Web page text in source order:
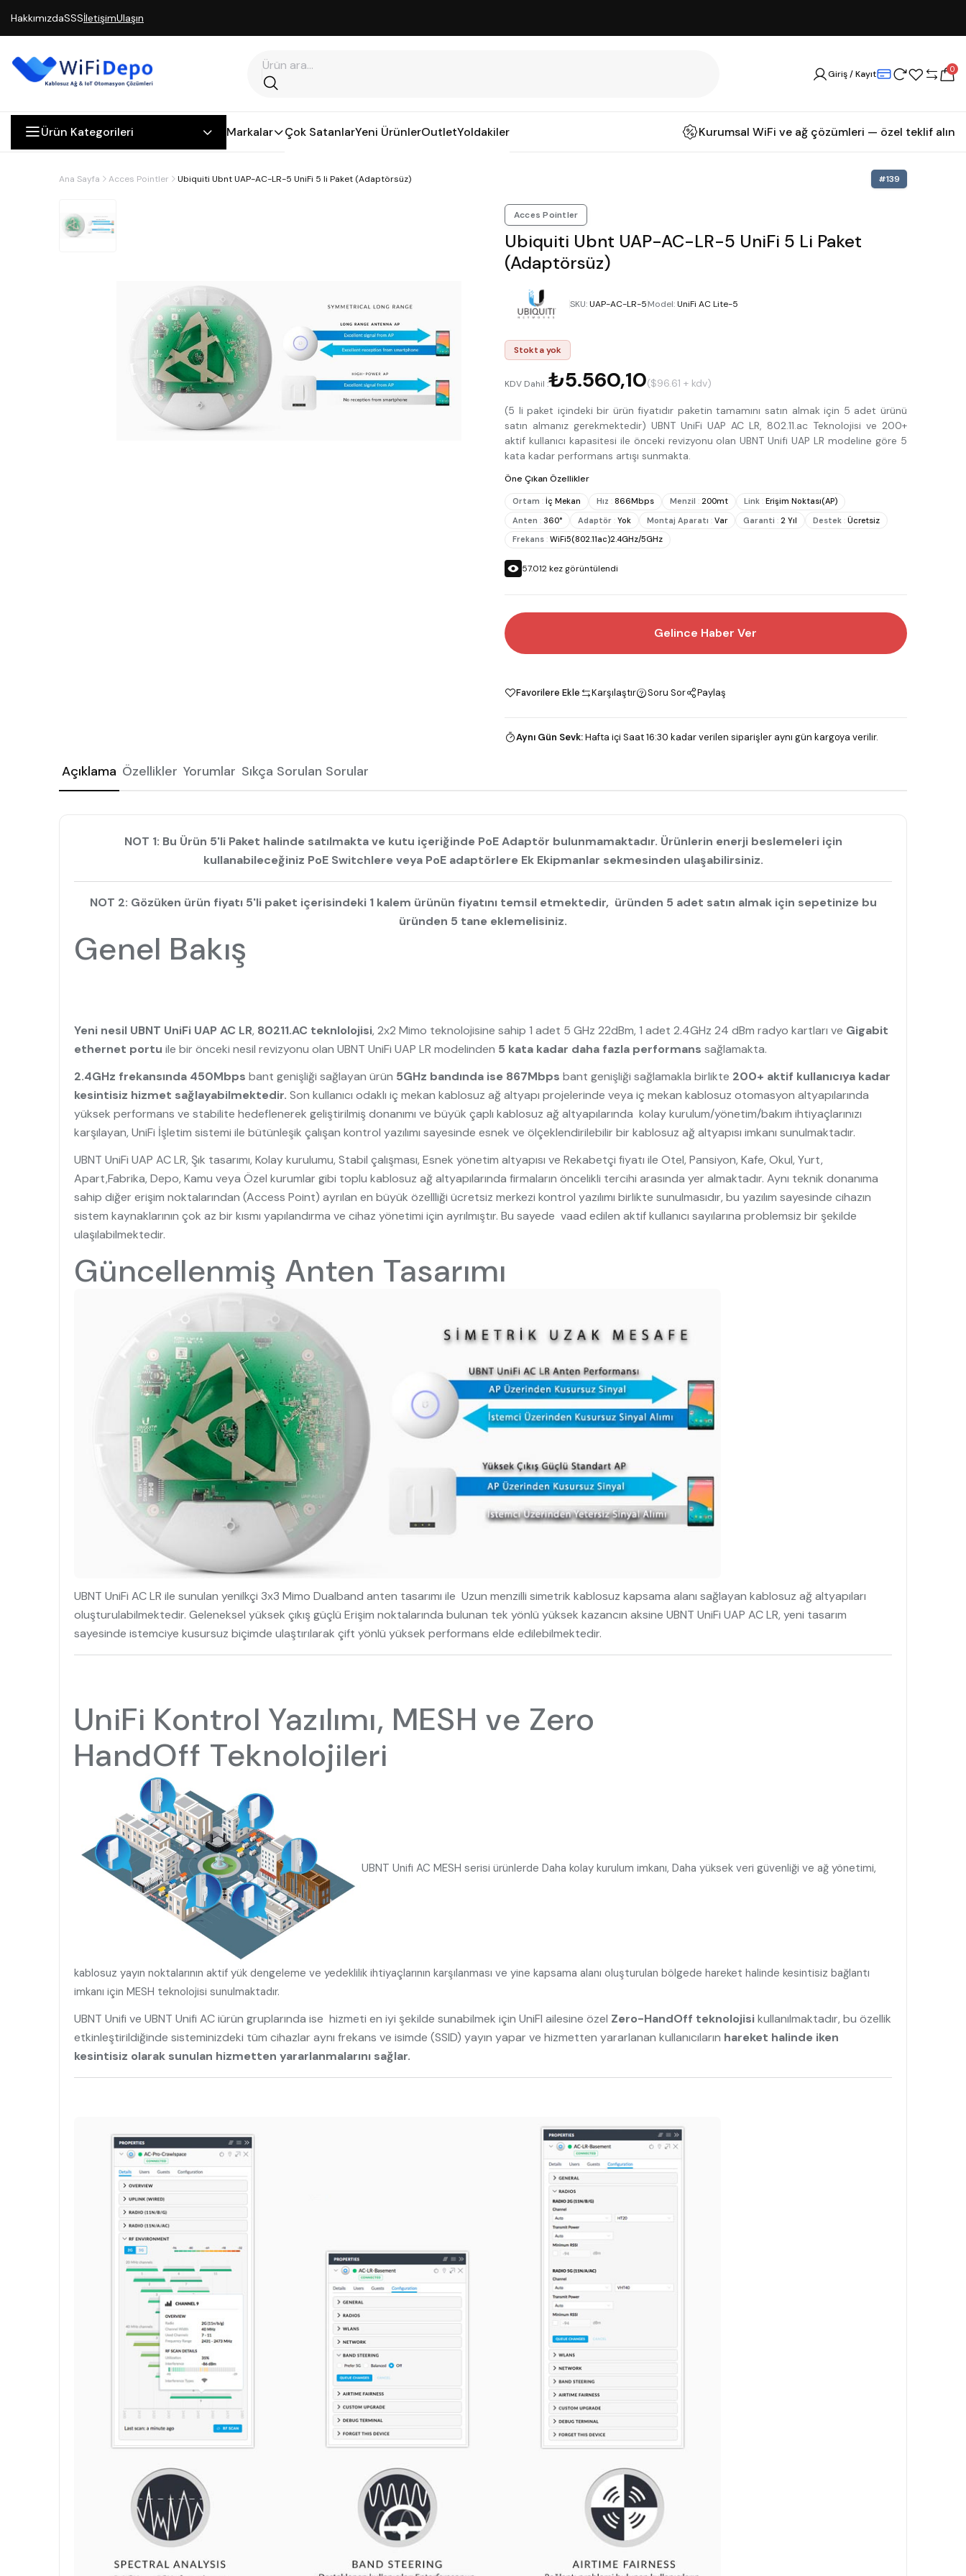
HakkımızdaSSSİletişimUlaşın
Giriş / Kayıt 0
Ürün Kategorileri Markalar Çok SatanlarYeni ÜrünlerOutletYoldakiler Kurumsal WiFi ve ağ çözümleri — özel teklif alın
Ana Sayfa Acces Pointler Ubiquiti Ubnt UAP-AC-LR-5 UniFi 5 li Paket (Adaptörsüz) #139
Acces Pointler
Ubiquiti Ubnt UAP-AC-LR-5 UniFi 5 Li Paket
(Adaptörsüz)
SKU:UAP-AC-LR-5Model:UniFi AC Lite-5
Stokta yok
KDV Dahil :₺5.560,10($96.61 + kdv)
(5 li paket içindeki bir ürün fiyatıdır paketin tamamını satın almak için 5 adet ürünü
satın almanız gerekmektedir) UBNT UniFi UAP AC LR, 802.11.ac Teknolojisi ve 200+
aktif kullanıcı kapasitesi ile önceki revizyonu olan UBNT Unifi UAP LR modeline göre 5
kata kadar performans artışı sunmakta.
Öne Çıkan Özellikler
Ortam : İç Mekan Hız : 866Mbps Menzil : 200mt Link : Erişim Noktası(AP)
Anten : 360° Adaptör : Yok Montaj Aparatı : Var Garanti : 2 Yıl Destek : Ücretsiz
Frekans : WiFi5(802.11ac)2.4GHz/5GHz
57.012kez görüntülendi
Gelince Haber Ver
Favorilere Ekle Karşılaştır Soru Sor Paylaş
Aynı Gün Sevk:Hafta içi Saat 16:30 kadar verilen siparişler aynı gün kargoya verilir.
Açıklama Özellikler Yorumlar Sıkça Sorulan Sorular
NOT 1: Bu Ürün 5'li Paket halinde satılmakta ve kutu içeriğinde PoE Adaptör bulunmamaktadır. Ürünlerin enerji beslemeleri için
kullanabileceğiniz PoE Switchlere veya PoE adaptörlere Ek Ekipmanlar sekmesinden ulaşabilirsiniz.
NOT 2: Gözüken ürün fiyatı 5'li paket içerisindeki 1 kalem ürünün fiyatını temsil etmektedir, üründen 5 adet satın almak için sepetinize bu
üründen 5 tane eklemelisiniz.
Genel Bakış
Yeni nesil UBNT UniFi UAP AC LR, 80211.AC teknlolojisi, 2x2 Mimo teknolojisine sahip 1 adet 5 GHz 22dBm, 1 adet 2.4GHz 24 dBm radyo kartları ve Gigabit
ethernet portu ile bir önceki nesil revizyonu olan UBNT UniFi UAP LR modelinden 5 kata kadar daha fazla performans sağlamakta.
2.4GHz frekansında 450Mbps bant genişliği sağlayan ürün 5GHz bandında ise 867Mbps bant genişliği sağlamakla birlikte 200+ aktif kullanıcıya kadar
kesintisiz hizmet sağlayabilmektedir. Son kullanıcı odaklı iç mekan kablosuz ağ altyapı projelerinde veya iç mekan kablosuz otomasyon altyapılarında
yüksek performans ve stabilite hedeflenerek geliştirilmiş donanımı ve büyük çaplı kablosuz ağ altyapılarında kolay kurulum/yönetim/bakım ihtiyaçlarınızı
karşılayan, UniFi İşletim sistemi ile bütünleşik çalışan kontrol yazılımı sayesinde esnek ve ölçeklendirilebilir bir kablosuz ağ altyapısı imkanı sunulmaktadır.
UBNT UniFi UAP AC LR, Şık tasarımı, Kolay kurulumu, Stabil çalışması, Esnek yönetim altyapısı ve Rekabetçi fiyatı ile Otel, Pansiyon, Kafe, Okul, Yurt,
Apart,Fabrika, Depo, Kamu veya Özel kurumlar gibi toplu kablosuz ağ altyapılarında firmaların öncelikli tercihi arasında yer almaktadır. Aynı teknik donanıma
sahip diğer erişim noktalarından (Access Point) ayrılan en büyük özellliği ücretsiz merkezi kontrol yazılımı birlikte sunulmasıdır, bu yazılım sayesinde cihazın
sistem kaynaklarının çok az bir kısmı yapılandırma ve cihaz yönetimi için ayrılmıştır. Bu sayede vaad edilen aktif kullanıcı sayılarına problemsiz bir şekilde
ulaşılabilmektedir.
Güncellenmiş Anten Tasarımı
UBNT UniFi AC LR ile sunulan yenilkçi 3x3 Mimo Dualband anten tasarımı ile Uzun menzilli simetrik kablosuz kapsama alanı sağlayan kablosuz ağ altyapıları
oluşturulabilmektedir. Geleneksel yüksek çıkış güçlü Erişim noktalarında bulunan tek yönlü yüksek kazancın aksine UBNT UniFi UAP AC LR, yeni tasarım
sayesinde istemciye kusursuz biçimde ulaştırılarak çift yönlü yüksek performans elde edilebilmektedir.
UniFi Kontrol Yazılımı, MESH ve Zero
HandOff Teknolojileri
UBNT Unifi AC MESH serisi ürünlerde Daha kolay kurulum imkanı, Daha yüksek veri güvenliği ve ağ yönetimi,
kablosuz yayın noktalarının aktif yük dengeleme ve yedeklilik ihtiyaçlarının karşılanması ve yine kapsama alanı oluşturulan bölgede hareket halinde kesintisiz bağlantı
imkanı için MESH teknolojisi sunulmaktadır.
UBNT Unifi ve UBNT Unifi AC iürün gruplarında ise hizmeti en iyi şekilde sunabilmek için UniFI ailesine özel Zero-HandOff teknolojisikullanılmaktadır, bu özellik
etkinleştirildiğinde sisteminizdeki tüm cihazlar aynı frekans ve isimde (SSID) yayın yapar ve hizmetten yararlanan kullanıcıların hareket halinde iken
kesintisiz olarak sunulan hizmetten yararlanmalarını sağlar.